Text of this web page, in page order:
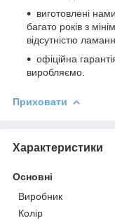
виготовлені
багато років з
відсутністю
офіційна
виробляємо.
Приховати
Характеристики
Основні
Виробник
Колір